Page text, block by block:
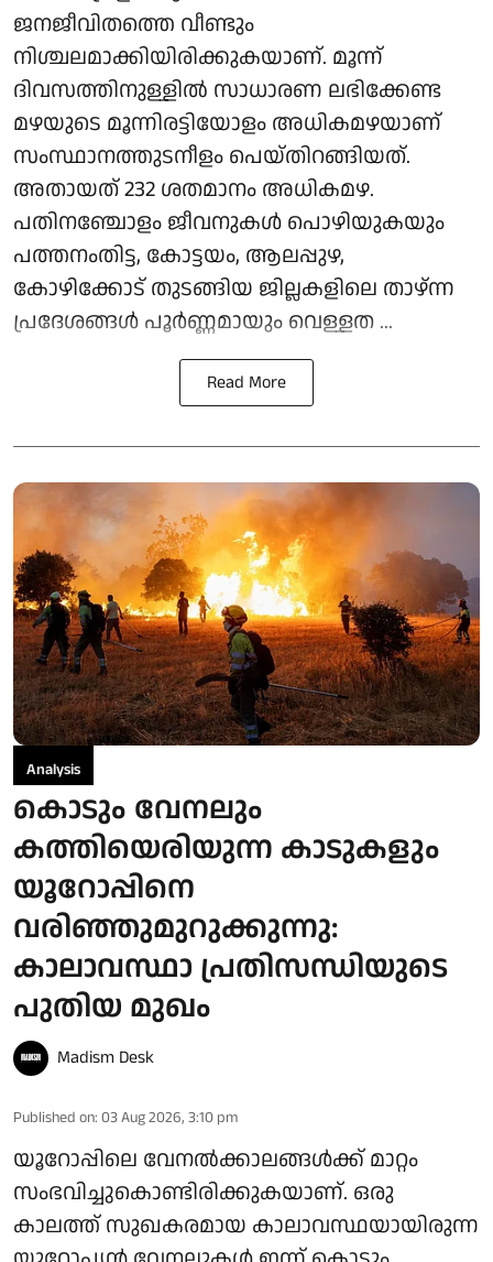
ജനജീവിതത്തെ വീണ്ടും
നിശ്ചലമാക്കിയിരിക്കുകയാണ്. മൂന്ന്
ദിവസത്തിനുള്ളിൽ സാധാരണ ലഭിക്കേണ്ട
മഴയുടെ മൂന്നിരട്ടിയോളം അധികമഴയാണ്
സംസ്ഥാനത്തുടനീളം പെയ്തിറങ്ങിയത്.
അതായത് 232 ശതമാനം അധികമഴ.
പതിനഞ്ചോളം ജീവനുകൾ പൊഴിയുകയും
പത്തനംതിട്ട, കോട്ടയം, ആലപ്പുഴ,
കോഴിക്കോട് തുടങ്ങിയ ജില്ലകളിലെ താഴ്ന്ന
പ്രദേശങ്ങൾ പൂർണ്ണമായും വെള്ളത ...
Read More
Analysis
കൊടും വേനലും
കത്തിയെരിയുന്ന കാടുകളും
യൂറോപ്പിനെ
വരിഞ്ഞുമുറുക്കുന്നു:
കാലാവസ്ഥാ പ്രതിസന്ധിയുടെ
പുതിയ മുഖം
Madism Desk
Published on: 03 Aug 2026, 3:10 pm
യൂറോപ്പിലെ വേനൽക്കാലങ്ങൾക്ക് മാറ്റം
സംഭവിച്ചുകൊണ്ടിരിക്കുകയാണ്. ഒരു
കാലത്ത് സുഖകരമായ കാലാവസ്ഥയായിരുന്ന